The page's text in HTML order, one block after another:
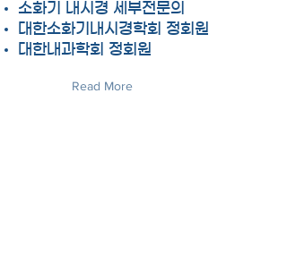
소화기 내시경 세부전문의
대한소화기내시경학회 정회원
대한내과학회 정회원
Read More